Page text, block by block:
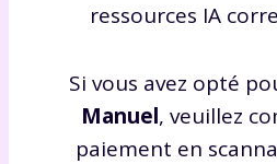
ressources IA
Si vous avez opté
Manuel, veuillez
paiement en